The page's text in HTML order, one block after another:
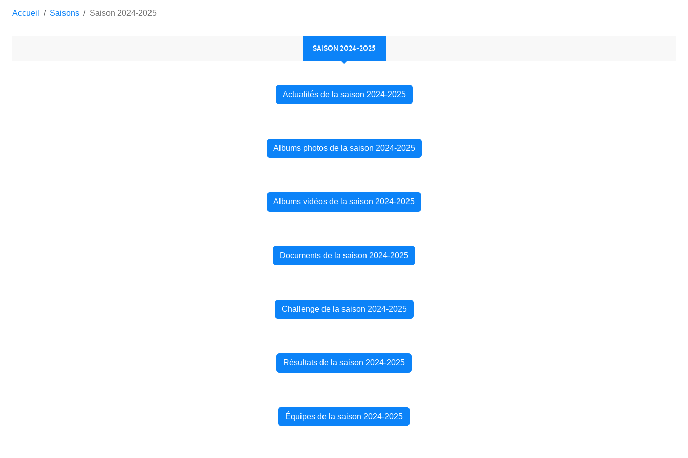
Accueil Saisons Saison 2024-2025
SAISON 2024-2025
Actualités de la saison 2024-2025
Albums photos de la saison 2024-2025
Albums vidéos de la saison 2024-2025
Documents de la saison 2024-2025
Challenge de la saison 2024-2025
Résultats de la saison 2024-2025
Équipes de la saison 2024-2025